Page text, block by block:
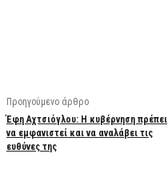
Προηγούμενο άρθρο
Έφη Αχτσιόγλου: Η κυβέρνηση πρέπει
να εμφανιστεί και να αναλάβει τις
ευθύνες της